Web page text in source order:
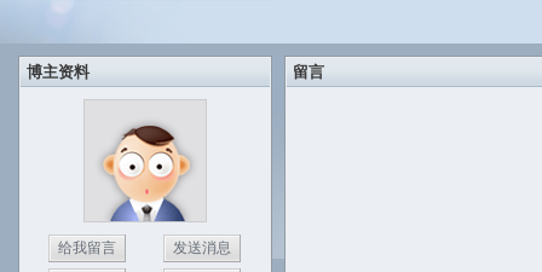
博主资料
给我留言
发送消息
留言